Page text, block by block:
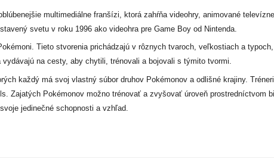
multimediálne franšízi, ktorá zahŕňa videohry, animované
svetu v roku 1996 ako videohra pre Game Boy od Nintenda.
Tieto stvorenia prichádzajú v rôznych tvaroch, veľkostiach a
na cesty, aby chytili, trénovali a bojovali s týmito tvormi.
každý má svoj vlastný súbor druhov Pokémonov a odlišné krajiny.
Zajatých Pokémonov možno trénovať a zvyšovať úroveň prostredníctvom
jedinečné schopnosti a vzhľad.